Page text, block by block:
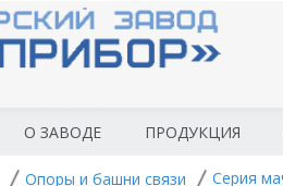
О ЗАВОДЕ ПРОДУКЦИЯ
Опоры и башни связи Серия